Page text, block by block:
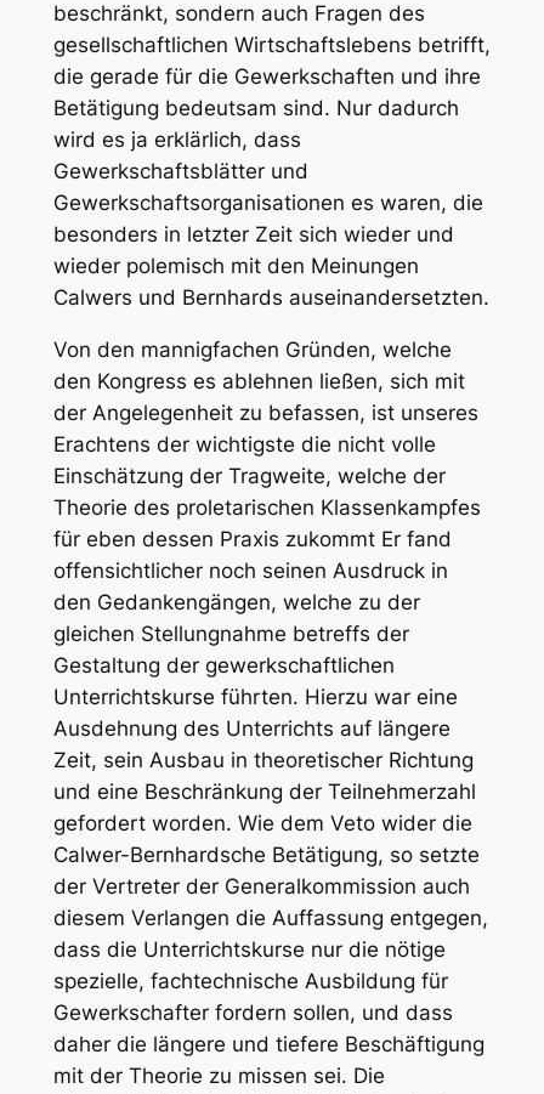
beschränkt, sondern auch Fragen des
gesellschaftlichen Wirtschaftslebens betrifft,
die gerade für die Gewerkschaften und ihre
Betätigung bedeutsam sind. Nur dadurch
wird es ja erklärlich, dass
Gewerkschaftsblätter und
Gewerkschaftsorganisationen es waren, die
besonders in letzter Zeit sich wieder und
wieder polemisch mit den Meinungen
Calwers und Bernhards auseinandersetzten.
Von den mannigfachen Gründen, welche
den Kongress es ablehnen ließen, sich mit
der Angelegenheit zu befassen, ist unseres
Erachtens der wichtigste die nicht volle
Einschätzung der Tragweite, welche der
Theorie des proletarischen Klassenkampfes
für eben dessen Praxis zukommt Er fand
offensichtlicher noch seinen Ausdruck in
den Gedankengängen, welche zu der
gleichen Stellungnahme betreffs der
Gestaltung der gewerkschaftlichen
Unterrichtskurse führten. Hierzu war eine
Ausdehnung des Unterrichts auf längere
Zeit, sein Ausbau in theoretischer Richtung
und eine Beschränkung der Teilnehmerzahl
gefordert worden. Wie dem Veto wider die
Calwer-Bernhardsche Betätigung, so setzte
der Vertreter der Generalkommission auch
diesem Verlangen die Auffassung entgegen,
dass die Unterrichtskurse nur die nötige
spezielle, fachtechnische Ausbildung für
Gewerkschafter fordern sollen, und dass
daher die längere und tiefere Beschäftigung
mit der Theorie zu missen sei. Die